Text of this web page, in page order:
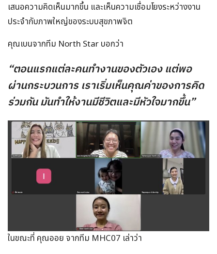
เสนอความคิดเห็นมากขึ้น และเห็นความเชื่อมโยงระหว่างงาน
ประจำกับภาพใหญ่ของระบบสุขภาพจิต
คุณเบนจากทีม North Star บอกว่า
“ตอนแรกแต่ละคนทำงานของตัวเอง แต่พอ
ผ่านกระบวนการ เราเริ่มเห็นคุณค่าของการคิด
ร่วมกัน มันทำให้งานมีชีวิตและมีหัวใจมากขึ้น”
ในขณะที่ คุณออย จากทีม MHC07 เล่าว่า